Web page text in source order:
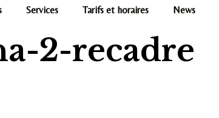
Services Tarifs et horaires News
2-recadre